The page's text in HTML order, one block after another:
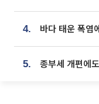
4. 바다 태운 폭염
5.